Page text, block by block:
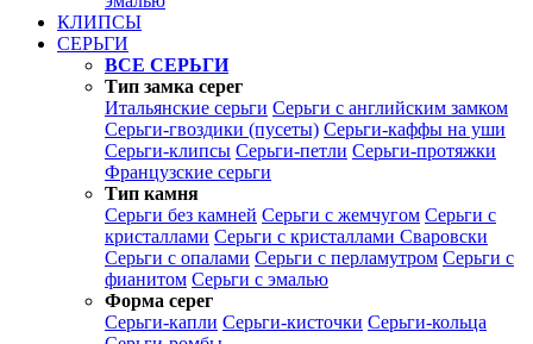
КЛИПСЫ
СЕРЬГИ
ВСЕ СЕРЬГИ
Тип замка серег
Итальянские серьги Серьги с английским замком
Серьги-гвоздики (пусеты) Серьги-каффы на уши
Серьги-клипсы Серьги-петли Серьги-протяжки
Французские серьги
Тип камня
Серьги без камней Серьги с жемчугом Серьги с
кристаллами Серьги с кристаллами Сваровски
Серьги с опалами Серьги с перламутром Серьги с
фианитом Серьги с эмалью
Форма серег
Серьги-капли Серьги-кисточки Серьги-кольца